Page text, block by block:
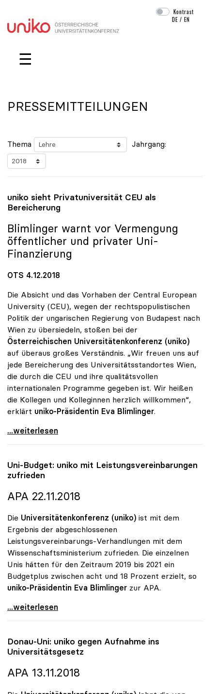
Navigation überspringen
Kontrast
DE /EN
☰
PRESSEMITTEILUNGEN
Thema Jahrgang:
uniko sieht Privatuniversität CEU als
Bereicherung
Blimlinger warnt vor Vermengung
öffentlicher und privater Uni-
Finanzierung
OTS 4.12.2018
Die Absicht und das Vorhaben der Central European
University (CEU), wegen der rechtspopulistischen
Politik der ungarischen Regierung von Budapest nach
Wien zu übersiedeln, stoßen bei der
Österreichischen Universitätenkonferenz (uniko)
auf überaus großes Verständnis. „Wir freuen uns auf
jede Bereicherung des Universitätsstandortes Wien,
die durch die CEU und ihre qualitätsvollen
internationalen Programme gegeben ist. Wir heißen
die Kollegen und Kolleginnen herzlich willkommen“,
erklärt uniko-Präsidentin Eva Blimlinger.
uniko sieht Privatuniversität CEU als Bereicherung
...weiterlesen
Uni-Budget: uniko mit Leistungsvereinbarungen
zufrieden
APA 22.11.2018
Die Universitätenkonferenz (uniko) ist mit dem
Ergebnis der abgeschlossenen
Leistungsvereinbarungs-Verhandlungen mit dem
Wissenschaftsministerium zufrieden. Die einzelnen
Unis hätten für den Zeitraum 2019 bis 2021 ein
Budgetplus zwischen acht und 18 Prozent erzielt, so
uniko-Präsidentin Eva Blimlinger zur APA.
Uni-Budget: uniko mit Leistungsvereinbarungen
...weiterlesen
Donau-Uni: uniko gegen Aufnahme ins
Universitätsgesetz
APA 13.11.2018